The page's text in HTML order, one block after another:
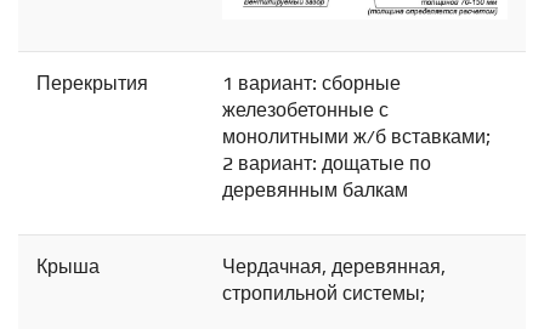
Перекрытия
1 вариант: сборные
железобетонные с
монолитными ж/б вставками;
2 вариант: дощатые по
деревянным балкам
Крыша
Чердачная, деревянная,
стропильной системы;